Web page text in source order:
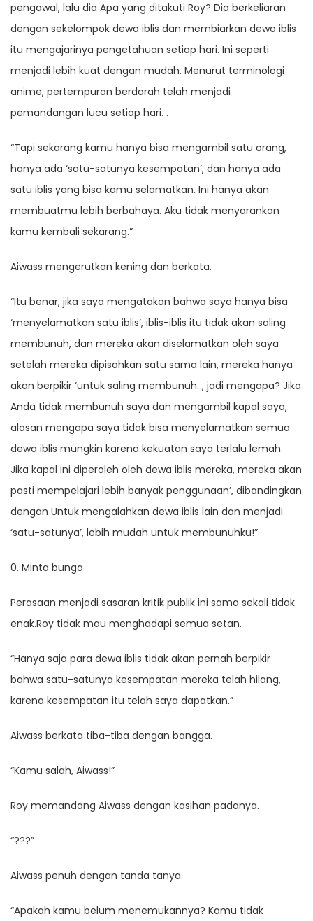
pengawal, lalu dia Apa yang ditakuti Roy? Dia berkeliaran
dengan sekelompok dewa iblis dan membiarkan dewa iblis
itu mengajarinya pengetahuan setiap hari. Ini seperti
menjadi lebih kuat dengan mudah. ​​Menurut terminologi
anime, pertempuran berdarah telah menjadi
pemandangan lucu setiap hari. .
“Tapi sekarang kamu hanya bisa mengambil satu orang,
hanya ada ‘satu-satunya kesempatan’, dan hanya ada
satu iblis yang bisa kamu selamatkan. Ini hanya akan
membuatmu lebih berbahaya. Aku tidak menyarankan
kamu kembali sekarang.”
Aiwass mengerutkan kening dan berkata.
“Itu benar, jika saya mengatakan bahwa saya hanya bisa
‘menyelamatkan satu iblis’, iblis-iblis itu tidak akan saling
membunuh, dan mereka akan diselamatkan oleh saya
setelah mereka dipisahkan satu sama lain, mereka hanya
akan berpikir ‘untuk saling membunuh. , jadi mengapa? Jika
Anda tidak membunuh saya dan mengambil kapal saya,
alasan mengapa saya tidak bisa menyelamatkan semua
dewa iblis mungkin karena kekuatan saya terlalu lemah.
Jika kapal ini diperoleh oleh dewa iblis mereka, mereka akan
pasti mempelajari lebih banyak penggunaan’, dibandingkan
dengan Untuk mengalahkan dewa iblis lain dan menjadi
‘satu-satunya’, lebih mudah untuk membunuhku!”
0. Minta bunga
Perasaan menjadi sasaran kritik publik ini sama sekali tidak
enak.Roy tidak mau menghadapi semua setan.
“Hanya saja para dewa iblis tidak akan pernah berpikir
bahwa satu-satunya kesempatan mereka telah hilang,
karena kesempatan itu telah saya dapatkan.”
Aiwass berkata tiba-tiba dengan bangga.
“Kamu salah, Aiwass!”
Roy memandang Aiwass dengan kasihan padanya.
“???”
Aiwass penuh dengan tanda tanya.
“Apakah kamu belum menemukannya? Kamu tidak